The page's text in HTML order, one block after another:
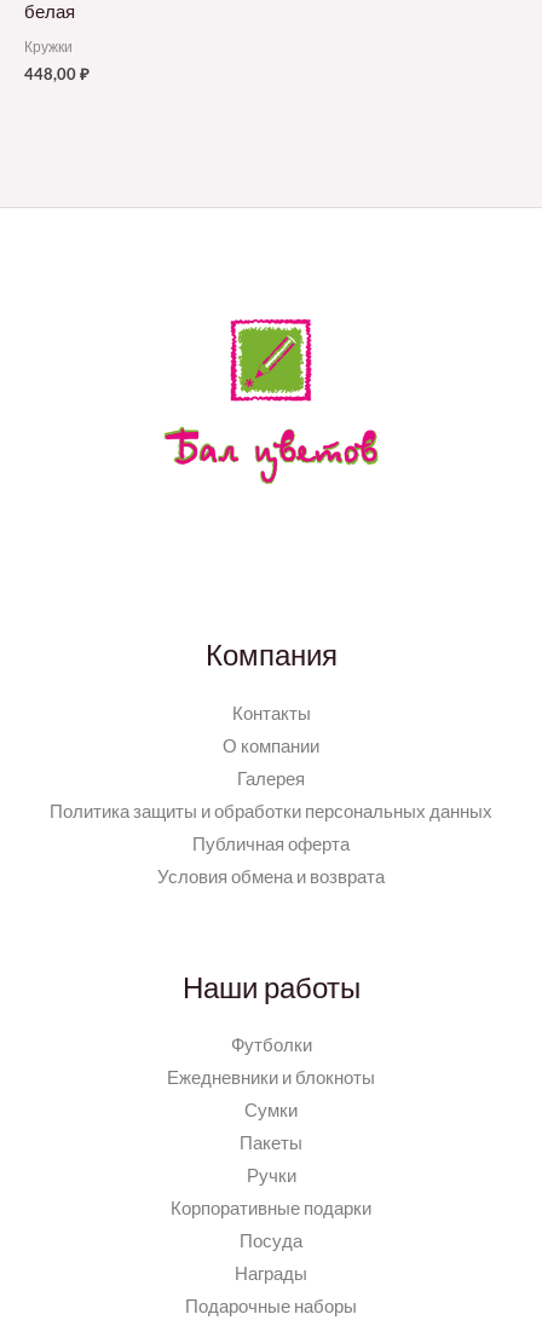
белая
Кружки
448,00₽
Компания
Контакты
О компании
Галерея
Политика защиты и обработки персональных данных
Публичная оферта
Условия обмена и возврата
Наши работы
Футболки
Ежедневники и блокноты
Сумки
Пакеты
Ручки
Корпоративные подарки
Посуда
Награды
Подарочные наборы